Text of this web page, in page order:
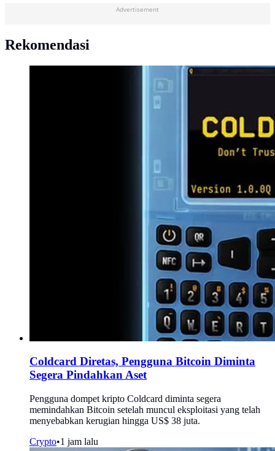
Advertisement
Rekomendasi
Coldcard Diretas, Pengguna Bitcoin Diminta
Segera Pindahkan Aset
Pengguna dompet kripto Coldcard diminta segera
memindahkan Bitcoin setelah muncul eksploitasi yang telah
menyebabkan kerugian hingga US$ 38 juta.
Crypto•1 jam lalu